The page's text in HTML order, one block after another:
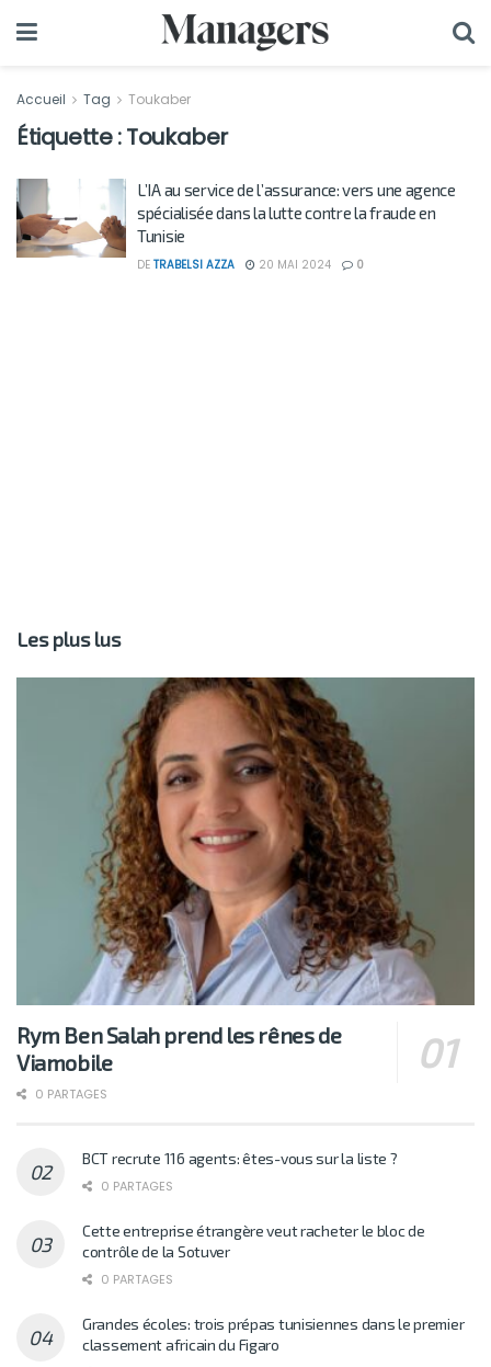
Accueil Tag Toukaber
Étiquette :Toukaber
L’IA au service de l’assurance: vers une agence
spécialisée dans la lutte contre la fraude en
Tunisie
DE TRABELSI AZZA 20 MAI 2024 0
Les plus lus
Rym Ben Salah prend les rênes de
Viamobile
0 PARTAGES
BCT recrute 116 agents: êtes-vous sur la liste ?
0 PARTAGES
Cette entreprise étrangère veut racheter le bloc de
contrôle de la Sotuver
0 PARTAGES
Grandes écoles: trois prépas tunisiennes dans le premier
classement africain du Figaro